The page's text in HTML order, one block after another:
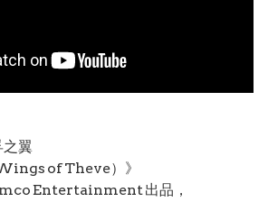
之翼
of Theve）》
Entertainment 出品，